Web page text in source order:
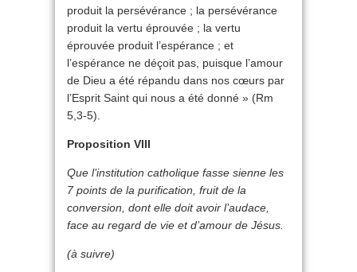
produit la persévérance ; la persévérance
produit la vertu éprouvée ; la vertu
éprouvée produit l’espérance ; et
l’espérance ne déçoit pas, puisque l’amour
de Dieu a été répandu dans nos cœurs par
l’Esprit Saint qui nous a été donné » (Rm
5,3-5).
Proposition VIII
Que l’institution catholique fasse sienne les
7 points de la purification, fruit de la
conversion, dont elle doit avoir l’audace,
face au regard de vie et d’amour de Jésus.
(à suivre)